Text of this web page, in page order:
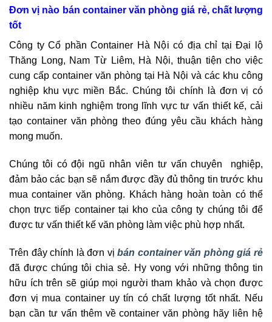
Đơn vị nào bán container văn phòng giá rẻ, chất lượng
tốt
Công ty Cổ phần Container Hà Nội có địa chỉ tại Đại lộ
Thăng Long, Nam Từ Liêm, Hà Nội, thuận tiện cho việc
cung cấp container văn phòng tại Hà Nội và các khu công
nghiệp khu vực miền Bắc. Chúng tôi chính là đơn vị có
nhiều năm kinh nghiệm trong lĩnh vực tư vấn thiết kế, cải
tạo container văn phòng theo đúng yêu cầu khách hàng
mong muốn.
Chúng tôi có đội ngũ nhân viên tư vấn chuyên nghiệp,
đảm bảo các bạn sẽ nắm được đầy đủ thông tin trước khu
mua container văn phòng. Khách hàng hoàn toàn có thể
chọn trực tiếp container tại kho của công ty chúng tôi để
được tư vấn thiết kế văn phòng làm việc phù hợp nhất.
Trên đây chính là đơn vịbán container văn phòng giá rẻ
đã được chúng tôi chia sẻ. Hy vong với những thông tin
hữu ích trên sẽ giúp mọi người tham khảo và chọn được
đơn vị mua container uy tín có chất lượng tốt nhất. Nếu
bạn cần tư vấn thêm về container văn phòng hãy liên hệ